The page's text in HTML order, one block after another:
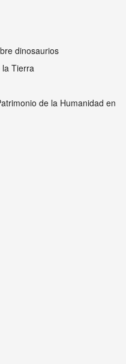
dinosaurios
la Tierra
de la Humanidad en